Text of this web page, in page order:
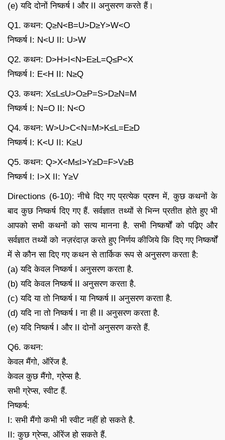
(e) यदि दोनों निष्कर्ष I और II अनुसरण करते हैं।
Q1. कथन: Q≥N<B=U>D≥Y>W<O
निष्कर्ष I: N<U II: U>W
Q2. कथन: D>H>I<N>E≥L=Q≤P<X
निष्कर्ष I: E<H II: N≥Q
Q3. कथन: X≤L≤U>O≥P=S>D≥N=M
निष्कर्ष I: N=O II: N<O
Q4. कथन: W>U>C<N=M>K≤L=E≥D
निष्कर्ष I: K<U II: K≥U
Q5. कथन: Q>X<M≤I>Y≥D=F>V≥B
निष्कर्ष I: I>X II: Y≥V
Directions (6-10): नीचे दिए गए प्रत्येक प्रश्न में, कुछ कथनों के
बाद कुछ निष्कर्ष दिए गए हैं. सर्वज्ञात तथ्यों से भिन्न प्रतीत होते हुए भी
आपको सभी कथनों को सत्य मानना है. सभी निष्कर्षों को पढ़िए और
सर्वज्ञात तथ्यों को नज़रंदाज़ करते हुए निर्णय कीजिये कि दिए गए निष्कर्षों
में से कौन सा दिए गए कथन से तार्किक रूप से अनुसरण करता है:
(a) यदि केवल निष्कर्ष I अनुसरण करता है.
(b) यदि केवल निष्कर्ष II अनुसरण करता है.
(c) यदि या तो निष्कर्ष I या निष्कर्ष II अनुसरण करता है.
(d) यदि ना तो निष्कर्ष I ना ही II अनुसरण करता है.
(e) यदि निष्कर्ष I और II दोनों अनुसरण करते हैं.
Q6. कथन:
केवल मैंगो, ऑरेंज है.
केवल कुछ मैंगो, ग्रेप्स है.
सभी ग्रेप्स, स्वीट हैं.
निष्कर्ष:
I: सभी मैंगो कभी भी स्वीट नहीं हो सकते है.
II: कुछ ग्रेप्स, ऑरेंज हो सकते हैं.